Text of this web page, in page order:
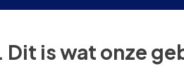
is wat onze